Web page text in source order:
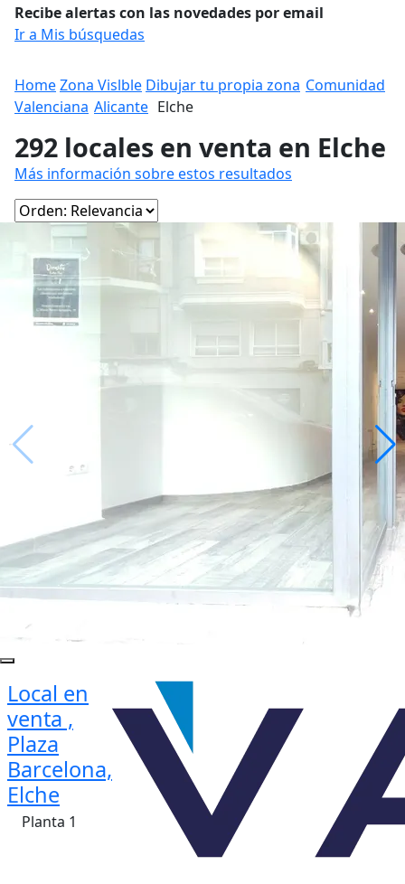
Recibe alertas con las novedades por email
Ir a Mis búsquedas
HomeZona Vislble Dibujar tu propia zona Comunidad
Valenciana Alicante Elche
292 locales en venta en Elche
Más información sobre estos resultados
Local en
venta ,
Plaza
Barcelona,
Elche
Planta 1